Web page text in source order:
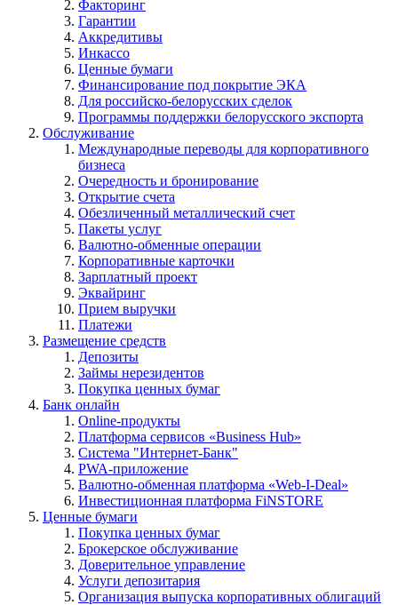
Факторинг
Гарантии
Аккредитивы
Инкассо
Ценные бумаги
Финансирование под покрытие ЭКА
Для российско-белорусских сделок
Программы поддержки белорусского экспорта
Обслуживание
Международные переводы для корпоративного
бизнеса
Очередность и бронирование
Открытие счета
Обезличенный металлический счет
Пакеты услуг
Валютно-обменные операции
Корпоративные карточки
Зарплатный проект
Эквайринг
Прием выручки
Платежи
Размещение средств
Депозиты
Займы нерезидентов
Покупка ценных бумаг
Банк онлайн
Online-продукты
Платформа сервисов «Business Hub»
Система "Интернет-Банк"
PWA-приложение
Валютно-обменная платформа «Web-I-Deal»
Инвестиционная платформа FiNSTORE
Ценные бумаги
Покупка ценных бумаг
Брокерское обслуживание
Доверительное управление
Услуги депозитария
Организация выпуска корпоративных облигаций